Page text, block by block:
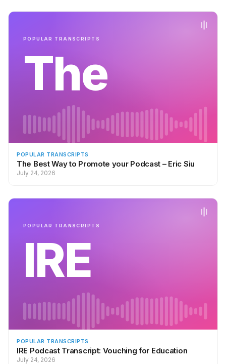
Gwyneth como Iron Lady.
Entrevistadora:Gracias linda.
Gwyneth Paltrow:
Sonix is the best online video transcription software in 2019.
The above video transcript for “Gwyneth Paltrow Spanish
transcribed by the best video transcription
service called Sonix
. Transcribing and editing video files is
painful.Need to quickly convert your video files to text? Try
Sonix today.Signing up for a free trial account is easy.
POPULAR TRANSCRIPTS
The
POPULAR TRANSCRIPTS
The Best Way to Promote your Podcast – Eric Siu
July 24, 2026
POPULAR TRANSCRIPTS
IRE
POPULAR TRANSCRIPTS
IRE Podcast Transcript: Vouching for Education
July 24, 2026